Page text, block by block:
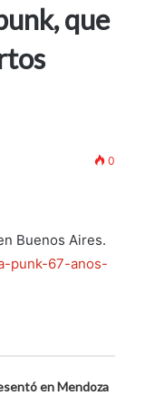
que
0
Buenos Aires.
punk-67-anos-
en Mendoza